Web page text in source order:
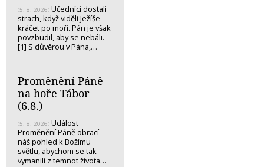
(5. 8. 2026) Učedníci dostali
strach, když viděli Ježíše
kráčet po moři. Pán je však
povzbudil, aby se nebáli.
[1] S důvěrou v Pána,…
Proměnění Páně
na hoře Tábor
(6.8.)
(5. 8. 2026) Událost
Proměnění Páně obrací
náš pohled k Božímu
světlu, abychom se tak
vymanili z temnot života…